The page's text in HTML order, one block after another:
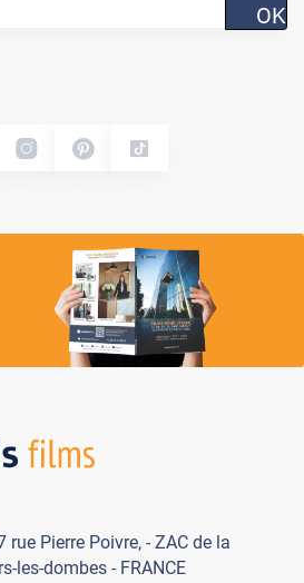
OK
rue Pierre Poivre, - ZAC de la
les-dombes - FRANCE